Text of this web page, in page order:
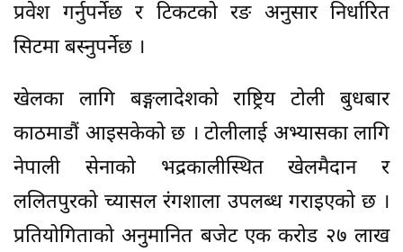
प्रवेश गर्नुपर्नेछ र टिकटको रङ अनुसार निर्धारित
सिटमा बस्नुपर्नेछ ।
खेलका लागि बङ्गलादेशको राष्ट्रिय टोली बुधबार
काठमाडौं आइसकेको छ । टोलीलाई अभ्यासका लागि
नेपाली सेनाको भद्रकालीस्थित खेलमैदान र
ललितपुरको च्यासल रंगशाला उपलब्ध गराइएको छ ।
प्रतियोगिताको अनुमानित बजेट एक करोड २७ लाख